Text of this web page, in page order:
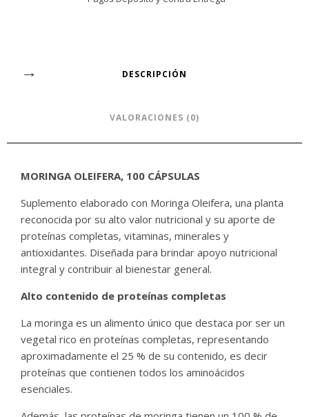
DESCRIPCIÓN
VALORACIONES (0)
MORINGA OLEIFERA, 100 CÁPSULAS
Suplemento elaborado con Moringa Oleifera, una planta
reconocida por su alto valor nutricional y su aporte de
proteínas completas, vitaminas, minerales y
antioxidantes. Diseñada para brindar apoyo nutricional
integral y contribuir al bienestar general.
Alto contenido de proteínas completas
La moringa es un alimento único que destaca por ser un
vegetal rico en proteínas completas, representando
aproximadamente el 25 % de su contenido, es decir
proteínas que contienen todos los aminoácidos
esenciales.